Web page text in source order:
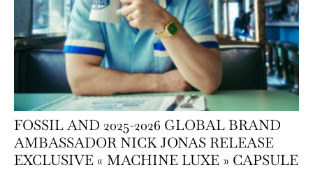
FOSSIL AND 2025-2026 GLOBAL BRAND
AMBASSADOR NICK JONAS RELEASE
EXCLUSIVE « MACHINE LUXE » CAPSULE